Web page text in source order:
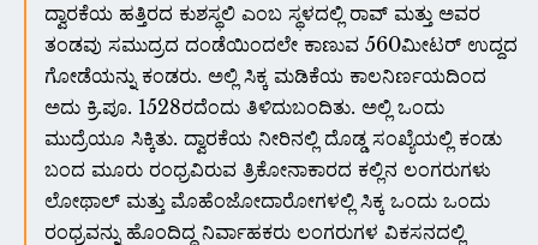
ದ್ವಾರಕೆಯ ಹತ್ತಿರದ ಕುಶಸ್ಥಲಿ ಎಂಬ ಸ್ಥಳದಲ್ಲಿ ರಾವ್ ಮತ್ತು ಅವರ
ತಂಡವು ಸಮುದ್ರದ ದಂಡೆಯಿಂದಲೇ ಕಾಣುವ 560ಮೀಟರ್ ಉದ್ದದ
ಗೋಡೆಯನ್ನು ಕಂಡರು. ಅಲ್ಲಿ ಸಿಕ್ಕ ಮಡಿಕೆಯ ಕಾಲನಿರ್ಣಯದಿಂದ
ಅದು ಕ್ರಿ.ಪೂ. 1528ರದೆಂದು ತಿಳಿದುಬಂದಿತು. ಅಲ್ಲಿ ಒಂದು
ಮುದ್ರೆಯೂ ಸಿಕ್ಕಿತು. ದ್ವಾರಕೆಯ ನೀರಿನಲ್ಲಿ ದೊಡ್ಡ ಸಂಖ್ಯೆಯಲ್ಲಿ ಕಂಡು
ಬಂದ ಮೂರು ರಂಧ್ರವಿರುವ ತ್ರಿಕೋನಾಕಾರದ ಕಲ್ಲಿನ ಲಂಗರುಗಳು
ಲೋಥಾಲ್ ಮತ್ತು ಮೊಹೆಂಜೋದಾರೋಗಳಲ್ಲಿ ಸಿಕ್ಕ ಒಂದು ಒಂದು
ರಂಧ್ರವನ್ನು ಹೊಂದಿದ್ದ ನಿರ್ವಾಹಕರು ಲಂಗರುಗಳ ವಿಕಸನದಲ್ಲಿ